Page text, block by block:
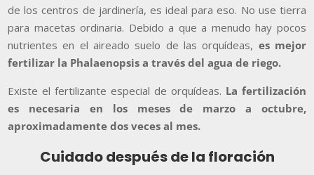
de los centros de jardinería, es ideal para eso. No use tierra
para macetas ordinaria. Debido a que a menudo hay pocos
nutrientes en el aireado suelo de las orquídeas, es mejor
fertilizar la Phalaenopsis a través del agua de riego.
Existe el fertilizante especial de orquídeas. La fertilización
es necesaria en los meses de marzo a octubre,
aproximadamente dos veces al mes.
Cuidado después de la floración